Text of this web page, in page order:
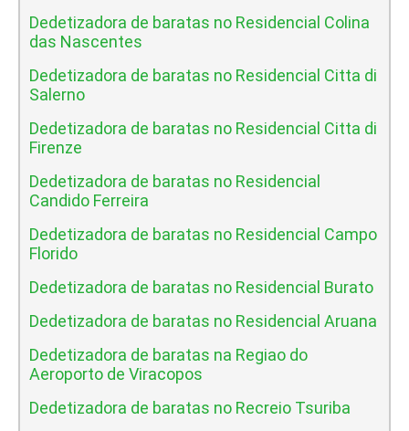
Dedetizadora de baratas no Residencial Colina
das Nascentes
Dedetizadora de baratas no Residencial Citta di
Salerno
Dedetizadora de baratas no Residencial Citta di
Firenze
Dedetizadora de baratas no Residencial
Candido Ferreira
Dedetizadora de baratas no Residencial Campo
Florido
Dedetizadora de baratas no Residencial Burato
Dedetizadora de baratas no Residencial Aruana
Dedetizadora de baratas na Regiao do
Aeroporto de Viracopos
Dedetizadora de baratas no Recreio Tsuriba